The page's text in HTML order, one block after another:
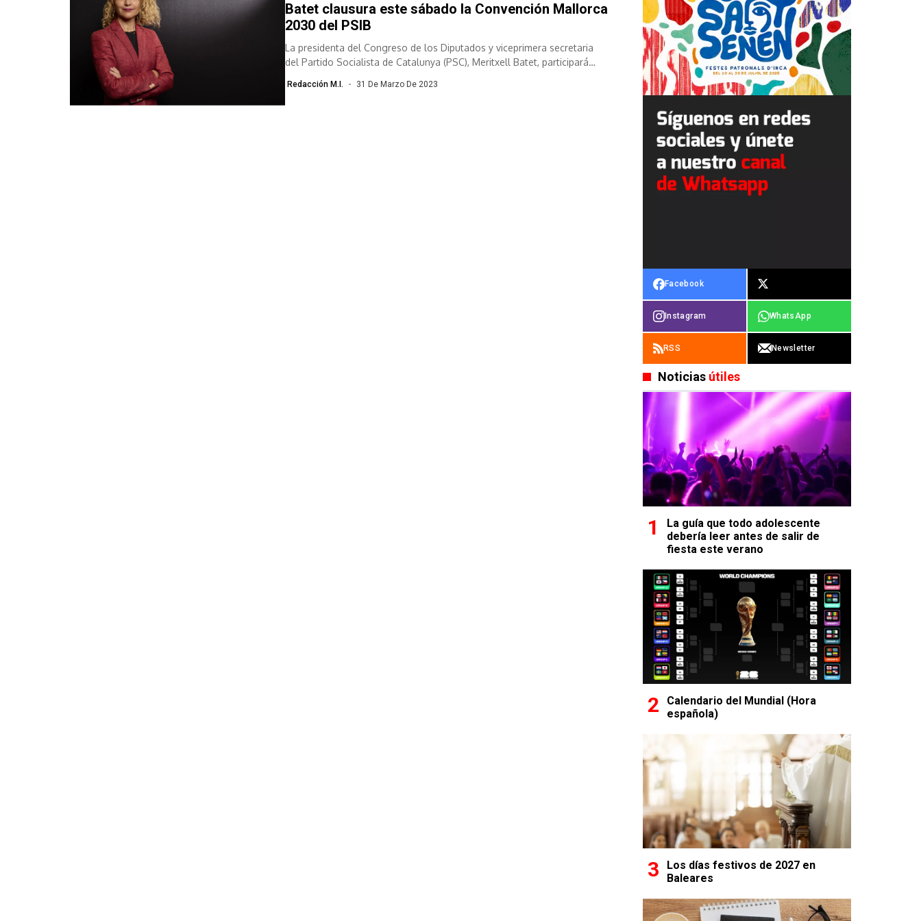
Batet clausura este sábado la Convención Mallorca
2030 del PSIB
La presidenta del Congreso de los Diputados y viceprimera secretaria
del Partido Socialista de Catalunya (PSC), Meritxell Batet, participará
Redacción M.I. 31 De Marzo De 2023
Facebook
Instagram WhatsApp
RSS Newsletter
Noticias útiles
La guía que todo adolescente
debería leer antes de salir de
fiesta este verano
Calendario del Mundial (Hora
española)
Los días festivos de 2027 en
Baleares